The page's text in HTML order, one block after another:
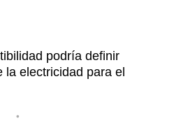
podría definir
la electricidad para el
•